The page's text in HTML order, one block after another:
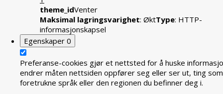
theme_idVenter
Maksimal lagringsvarighet: ØktType: HTTP-
informasjonskapsel
Egenskaper 0
Preferanse-cookies gjør et nettsted for å huske
endrer måten nettsiden oppfører seg eller ser ut, ting
foretrukne språk eller den regionen du befinner deg i.